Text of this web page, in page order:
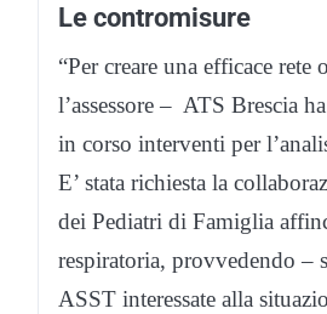
Le contromisure
“Per creare una efficace
l’assessore – ATS Brescia
in corso interventi per
E’ stata richiesta la
dei Pediatri di Famiglia
respiratoria, provvedendo –
ASST interessate alla